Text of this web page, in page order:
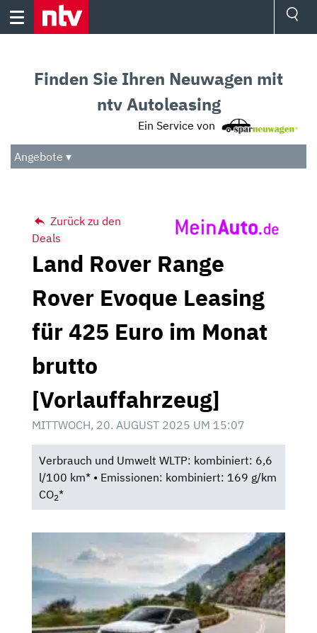
Skip
Audio
Das Beste
Finden Sie Ihren Neuwagen mit
ntv Autoleasing
Ein Service von
Angebote ▾
Zurück zu den
Deals
Land Rover Range
Rover Evoque Leasing
für 425 Euro im Monat
brutto
[Vorlauffahrzeug]
MITTWOCH, 20. AUGUST 2025 UM 15:07
Verbrauch und Umwelt WLTP: kombiniert: 6,6
l/100 km* • Emissionen: kombiniert: 169 g/km
CO2*